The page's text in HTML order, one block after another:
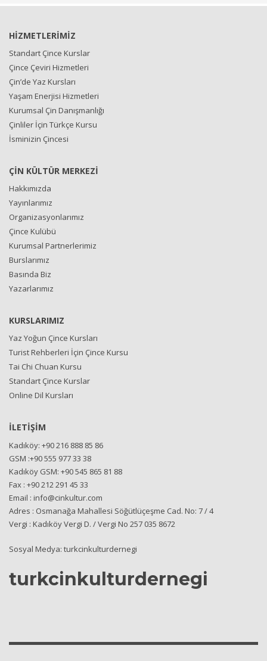
HİZMETLERİMİZ
Standart Çince Kurslar
Çince Çeviri Hizmetleri
Çin’de Yaz Kursları
Yaşam Enerjisi Hizmetleri
Kurumsal Çin Danışmanlığı
Çinliler İçin Türkçe Kursu
İsminizin Çincesi
ÇİN KÜLTÜR MERKEZİ
Hakkımızda
Yayınlarımız
Organizasyonlarımız
Çince Kulübü
Kurumsal Partnerlerimiz
Burslarımız
Basında Biz
Yazarlarımız
KURSLARIMIZ
Yaz Yoğun Çince Kursları
Turist Rehberleri İçin Çince Kursu
Tai Chi Chuan Kursu
Standart Çince Kurslar
Online Dil Kursları
İLETİŞİM
Kadıköy: +90 216 888 85 86
GSM :+90 555 977 33 38
Kadıköy GSM: +90 545 865 81 88
Fax : +90 212 291 45 33
Email : info@cinkultur.com
Adres : Osmanağa Mahallesi Söğütlüçeşme Cad. No: 7 / 4
Vergi : Kadıköy Vergi D. / Vergi No 257 035 8672
Sosyal Medya: turkcinkulturdernegi
turkcinkulturdernegi